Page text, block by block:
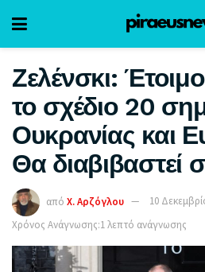
Ζελένσκι:
το σχέδιο 20
Ουκρανίας και
Θα διαβιβαστεί
από Χ. Αρζόγλου
10
Χρόνος Ανάγνωσης:1 λεπτό ανάγνωσης